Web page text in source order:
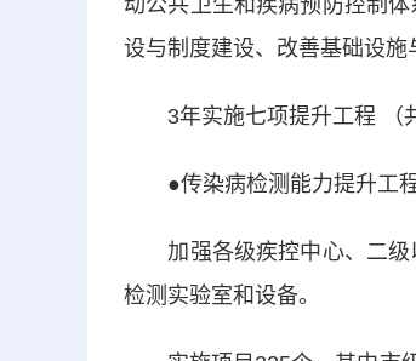
动公共卫生和疾病预防控制
设与制度建设、改善基础设施
3年实施七项提升工程 （共
●传染病检测能力提升工
加强各级疾控中心、二级
检测实验室和设备。